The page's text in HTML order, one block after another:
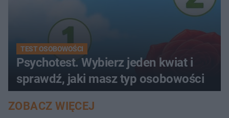
TEST OSOBOWOŚCI
Psychotest. Wybierz jeden kwiat i
sprawdź, jaki masz typ osobowości
ZOBACZ WIĘCEJ